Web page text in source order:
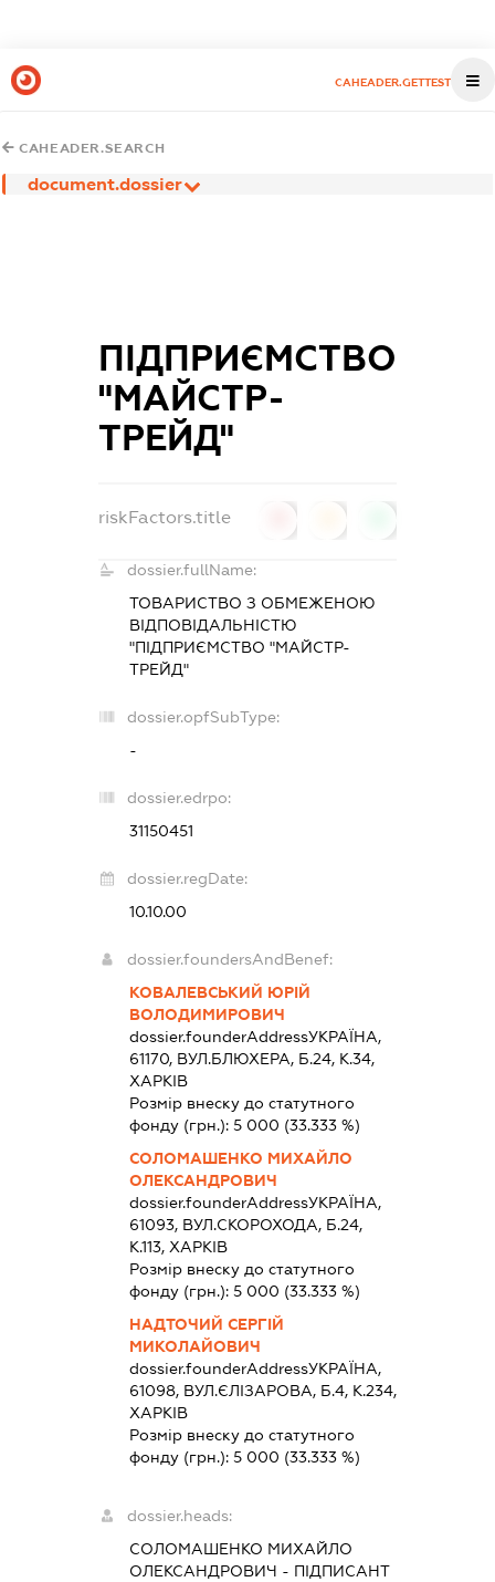
CAHEADER.GETTEST
CAHEADER.SEARCH
document.dossier
ПІДПРИЄМСТВО
"МАЙСТР-
ТРЕЙД"
riskFactors.title
dossier.fullName:
ТОВАРИСТВО З ОБМЕЖЕНОЮ
ВІДПОВІДАЛЬНІСТЮ
"ПІДПРИЄМСТВО "МАЙСТР-
ТРЕЙД"
dossier.opfSubType:
-
dossier.edrpo:
31150451
dossier.regDate:
10.10.00
dossier.foundersAndBenef:
КОВАЛЕВСЬКИЙ ЮРІЙ
ВОЛОДИМИРОВИЧ
dossier.founderAddressУКРАЇНА,
61170, ВУЛ.БЛЮХЕРА, Б.24, К.34,
ХАРКІВ
Розмір внеску до статутного
фонду (грн.): 5 000 (33.333 %)
СОЛОМАШЕНКО МИХАЙЛО
ОЛЕКСАНДРОВИЧ
dossier.founderAddressУКРАЇНА,
61093, ВУЛ.СКОРОХОДА, Б.24,
К.113, ХАРКІВ
Розмір внеску до статутного
фонду (грн.): 5 000 (33.333 %)
НАДТОЧИЙ СЕРГІЙ
МИКОЛАЙОВИЧ
dossier.founderAddressУКРАЇНА,
61098, ВУЛ.ЄЛІЗАРОВА, Б.4, К.234,
ХАРКІВ
Розмір внеску до статутного
фонду (грн.): 5 000 (33.333 %)
dossier.heads:
СОЛОМАШЕНКО МИХАЙЛО
ОЛЕКСАНДРОВИЧ - ПІДПИСАНТ